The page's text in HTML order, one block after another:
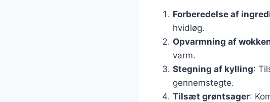
Forberedelse af
hvidløg.
Opvarmning af
varm.
Stegning af kylling:
gennemstegte.
Tilsæt grøntsager: